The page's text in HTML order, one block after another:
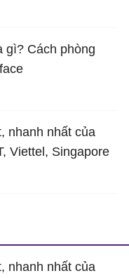
gì? Cách phòng
nhanh nhất của
Viettel, Singapore
nhanh nhất của